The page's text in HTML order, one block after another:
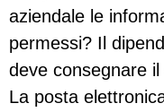
aziendale le
permessi? Il
deve consegnare
La posta